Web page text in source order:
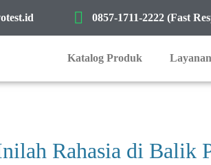
0857-1711-2222 (Fast
Katalog Produk Layanan
Rahasia di Balik